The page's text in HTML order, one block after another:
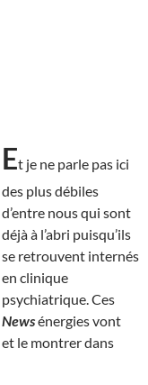
Et je ne parle pas ici
des plus débiles
d’entre nous qui sont
déjà à l’abri puisqu’ils
se retrouvent internés
en clinique
psychiatrique. Ces
Newsénergies vont
et le montrer dans